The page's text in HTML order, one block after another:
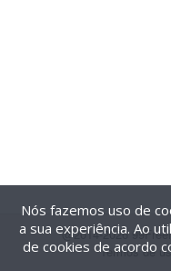
@2014-2026
Termos de
Nós fazemos uso de
a sua experiência. Ao
de cookies de acordo